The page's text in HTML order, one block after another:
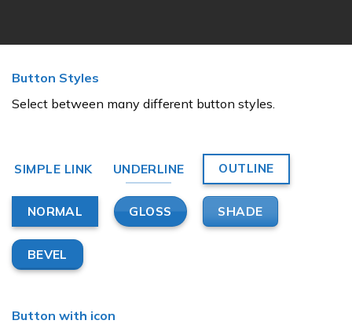
Button Styles
Select between many different button styles.
SIMPLE LINK UNDERLINE OUTLINE
NORMAL GLOSS SHADE
BEVEL
Button with icon